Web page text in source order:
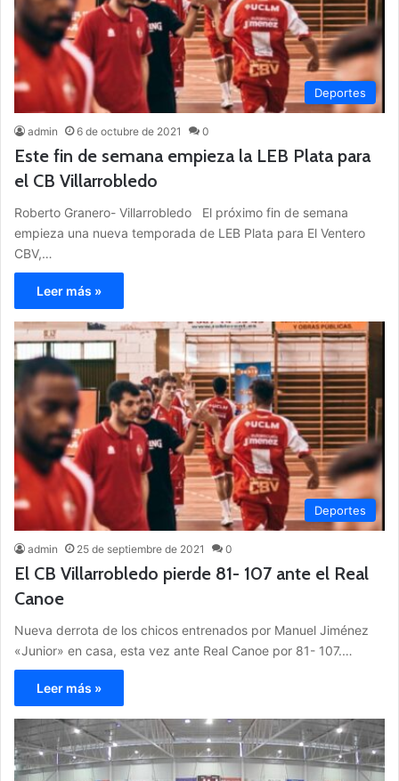
Deportes
admin 6 de octubre de 2021 0
Este fin de semana empieza la LEB Plata para
el CB Villarrobledo
Roberto Granero- Villarrobledo El próximo fin de semana
empieza una nueva temporada de LEB Plata para El Ventero
CBV,…
Leer más »
Deportes
admin 25 de septiembre de 2021 0
El CB Villarrobledo pierde 81- 107 ante el Real
Canoe
Nueva derrota de los chicos entrenados por Manuel Jiménez
«Junior» en casa, esta vez ante Real Canoe por 81- 107.…
Leer más »